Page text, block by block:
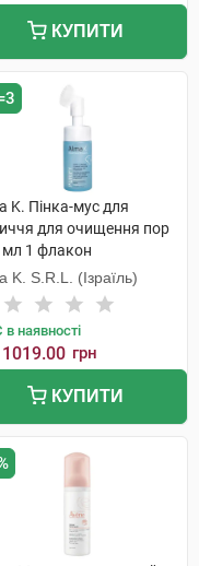
КУПИТИ
K. Пінка-мус для
для очищення пор
мл 1 флакон
K. S.R.L. (Ізраїль)
в наявності
1019.00 грн
КУПИТИ